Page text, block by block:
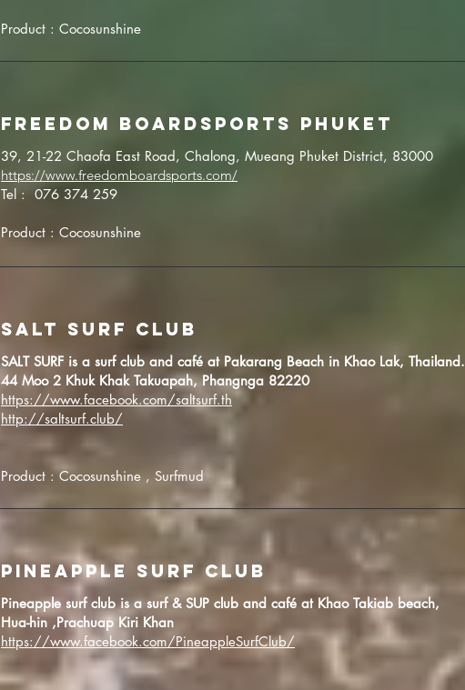
Product : Cocosunshine
FREEDOM BOARDSPORTS PHUKET
39, 21-22 Chaofa East Road, Chalong, Mueang Phuket District, 83000
https://www.freedomboardsports.com/
Tel : 076 374 259
Product : Cocosunshine
SALT SURF CLUB
SALT SURF is a surf club and café at Pakarang Beach in Khao Lak, Thailand.
44 Moo 2 Khuk Khak Takuapah, Phangnga 82220
https://www.facebook.com/saltsurf.th
http://saltsurf.club/
Product : Cocosunshine , Surfmud
PINEAPPLE SURF CLUB
Pineapple surf club is a surf & SUP club and café at Khao Takiab beach,
Hua-hin ,Prachuap Kiri Khan
https://www.facebook.com/PineappleSurfClub/